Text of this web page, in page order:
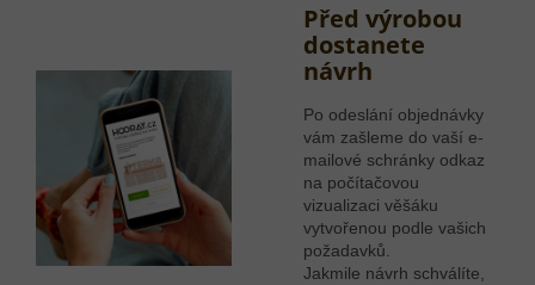
Před výrobou
dostanete
návrh
Po odeslání objednávky
vám zašleme do vaší e-
mailové schránky odkaz
na počítačovou
vizualizaci věšáku
vytvořenou podle vašich
požadavků.
Jakmile návrh schválíte,